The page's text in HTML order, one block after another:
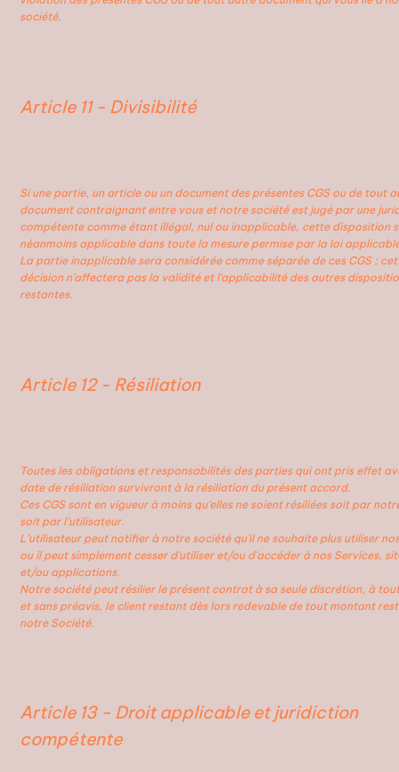
société.
Article 11 - Divisibilité
Si une partie, un article ou un document des présentes CGS ou de tout
document contraignant entre vous et notre société est jugé par une
compétente comme étant illégal, nul ou inapplicable, cette disposition
néanmoins applicable dans toute la mesure permise par la loi
La partie inapplicable sera considérée comme séparée de ces CGS ;
décision n'affectera pas la validité et l'applicabilité des autres
restantes.
Article 12 - Résiliation
Toutes les obligations et responsabilités des parties qui ont pris effet
date de résiliation survivront à la résiliation du présent accord.
Ces CGS sont en vigueur à moins qu'elles ne soient résiliées soit par
soit par l’utilisateur.
L’utilisateur peut notifier à notre société qu'il ne souhaite plus utiliser
ou il peut simplement cesser d'utiliser et/ou d'accéder à nos Services,
et/ou applications.
Notre société peut résilier le présent contrat à sa seule discrétion, à
et sans préavis, le client restant dès lors redevable de tout montant
notre Société.
Article 13 - Droit applicable et juridiction
compétente